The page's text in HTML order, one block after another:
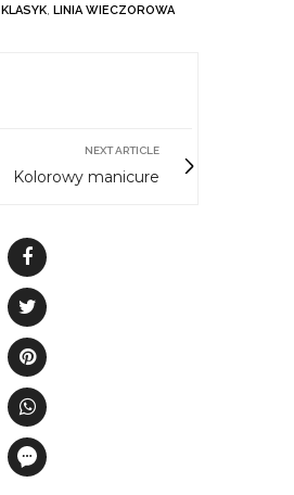
KLASYK LINIA WIECZOROWA
NEXT ARTICLE
Kolorowy manicure